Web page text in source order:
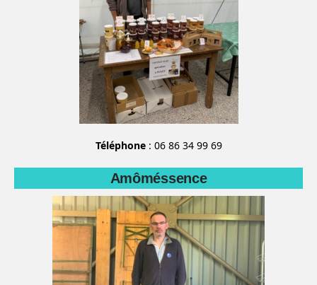
Téléphone: 06 86 34 99 69
Amôméssence